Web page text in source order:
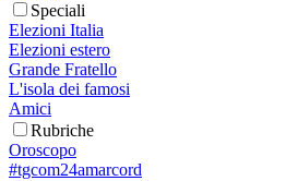
Speciali
Elezioni Italia
Elezioni estero
Grande Fratello
L'isola dei famosi
Amici
Rubriche
Oroscopo
#tgcom24amarcord